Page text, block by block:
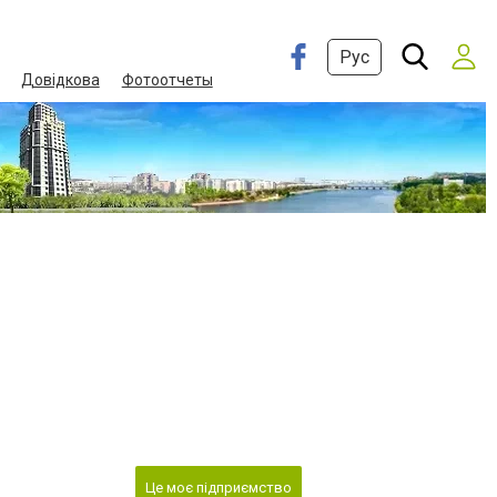
Довідкова Фотоотчеты
Рус
Це моє підприємство